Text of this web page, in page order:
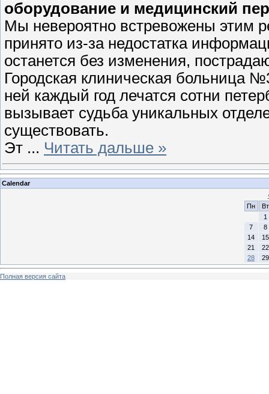
оборудование и медицинский
Мы невероятно встревожены этим
принято из-за недостатка
останется без изменения,
Городская клиническая больница
ней каждый год лечатся сотни
вызывает судьба уникальных
существовать.
Эт ... Читать дальше »
Calendar
Пн
Вт
1
7
8
14
15
21
22
28
29
Полная версия сайта